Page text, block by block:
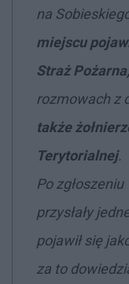
na
miejscu
Straż
rozmowach z
także
Terytorialnej.
Po
przysłały
pojawił się
za to